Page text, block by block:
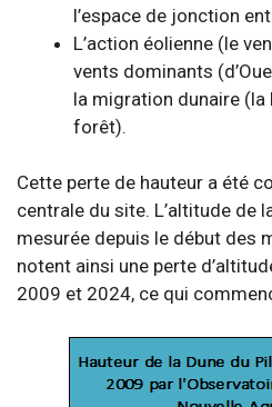
l’espace de jonction
L’action éolienne (le
vents dominants
la migration dunaire (la
forêt).
Cette perte de hauteur a été
centrale du site. L’altitude de
mesurée depuis le début des
notent ainsi une perte
2009 et 2024, ce qui